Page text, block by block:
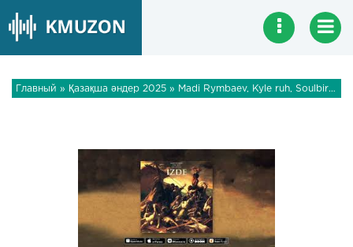
Главный » Қазақша әндер 2025 » Madi Rymbaev, Kyle ruh, Soulbirkez - IZDE